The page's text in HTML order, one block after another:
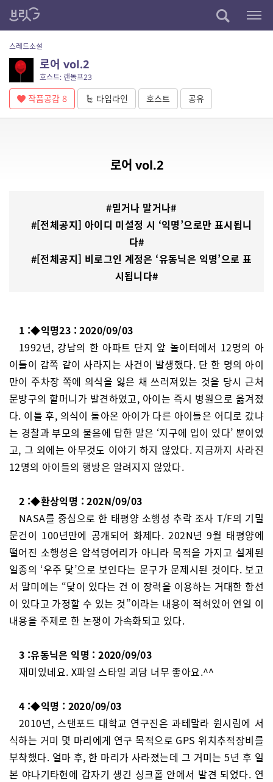
스레드소설
로어 vol.2
호스트: 랜돌프23
작품공감 8 타임라인 호스트 공유
로어 vol.2
#믿거나 말거나#
#[전체공지] 아이디 미설정 시 ‘익명’으로만 표시됩니
다#
#[전체공지] 비로그인 계정은 ‘유동닉은 익명’으로 표
시됩니다#
1 :◆익명23 : 2020/09/03
1992년, 강남의 한 아파트 단지 앞 놀이터에서 12명의 아
이들이 감쪽 같이 사라지는 사건이 발생했다. 단 한 명의 아이
만이 주차장 쪽에 의식을 잃은 채 쓰러져있는 것을 당시 근처
문방구의 할머니가 발견하였고, 아이는 즉시 병원으로 옮겨졌
다. 이틀 후, 의식이 돌아온 아이가 다른 아이들은 어디로 갔냐
는 경찰과 부모의 물음에 답한 말은 ‘지구에 입이 있다’ 뿐이었
고, 그 외에는 아무것도 이야기 하지 않았다. 지금까지 사라진
12명의 아이들의 행방은 알려지지 않았다.
2 :◆환상익명 : 202N/09/03
NASA를 중심으로 한 태평양 소행성 추락 조사 T/F의 기밀
문건이 100년만에 공개되어 화제다. 202N년 9월 태평양에
떨어진 소행성은 암석덩어리가 아니라 목적을 가지고 설계된
일종의 ‘우주 닻’으로 보인다는 문구가 문제시된 것이다. 보고
서 말미에는 “닻이 있다는 건 이 장력을 이용하는 거대한 함선
이 있다고 가정할 수 있는 것”이라는 내용이 적혀있어 연일 이
내용을 주제로 한 논쟁이 가속화되고 있다.
3 :유동닉은 익명 : 2020/09/03
재미있네요. X파일 스타일 괴담 너무 좋아요.^^
4 :◆익명 : 2020/09/03
2010년, 스탠포드 대학교 연구진은 과테말라 원시림에 서
식하는 거미 몇 마리에게 연구 목적으로 GPS 위치추적장비를
부착했다. 얼마 후, 한 마리가 사라졌는데 그 거미는 5년 후 일
본 야나기타현에 갑자기 생긴 싱크홀 안에서 발견 되었다. 연